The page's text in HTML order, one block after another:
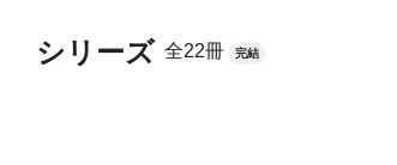
シリーズ 全22冊 完結